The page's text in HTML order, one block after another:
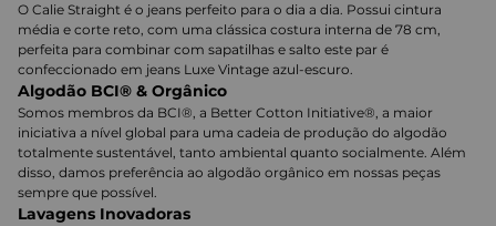
O Calie Straight é o jeans perfeito para o dia a dia. Possui cintura
média e corte reto, com uma clássica costura interna de 78 cm,
perfeita para combinar com sapatilhas e salto este par é
confeccionado em jeans Luxe Vintage azul-escuro.
Algodão BCI® & Orgânico
Somos membros da BCI®, a Better Cotton Initiative®, a maior
iniciativa a nível global para uma cadeia de produção do algodão
totalmente sustentável, tanto ambiental quanto socialmente. Além
disso, damos preferência ao algodão orgânico em nossas peças
sempre que possível.
Lavagens Inovadoras